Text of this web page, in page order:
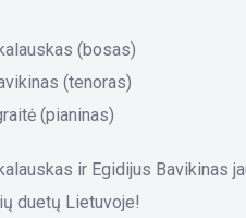
(bosas)
(tenoras)
(pianinas)
ir Egidijus Bavikinas
duetų Lietuvoje!